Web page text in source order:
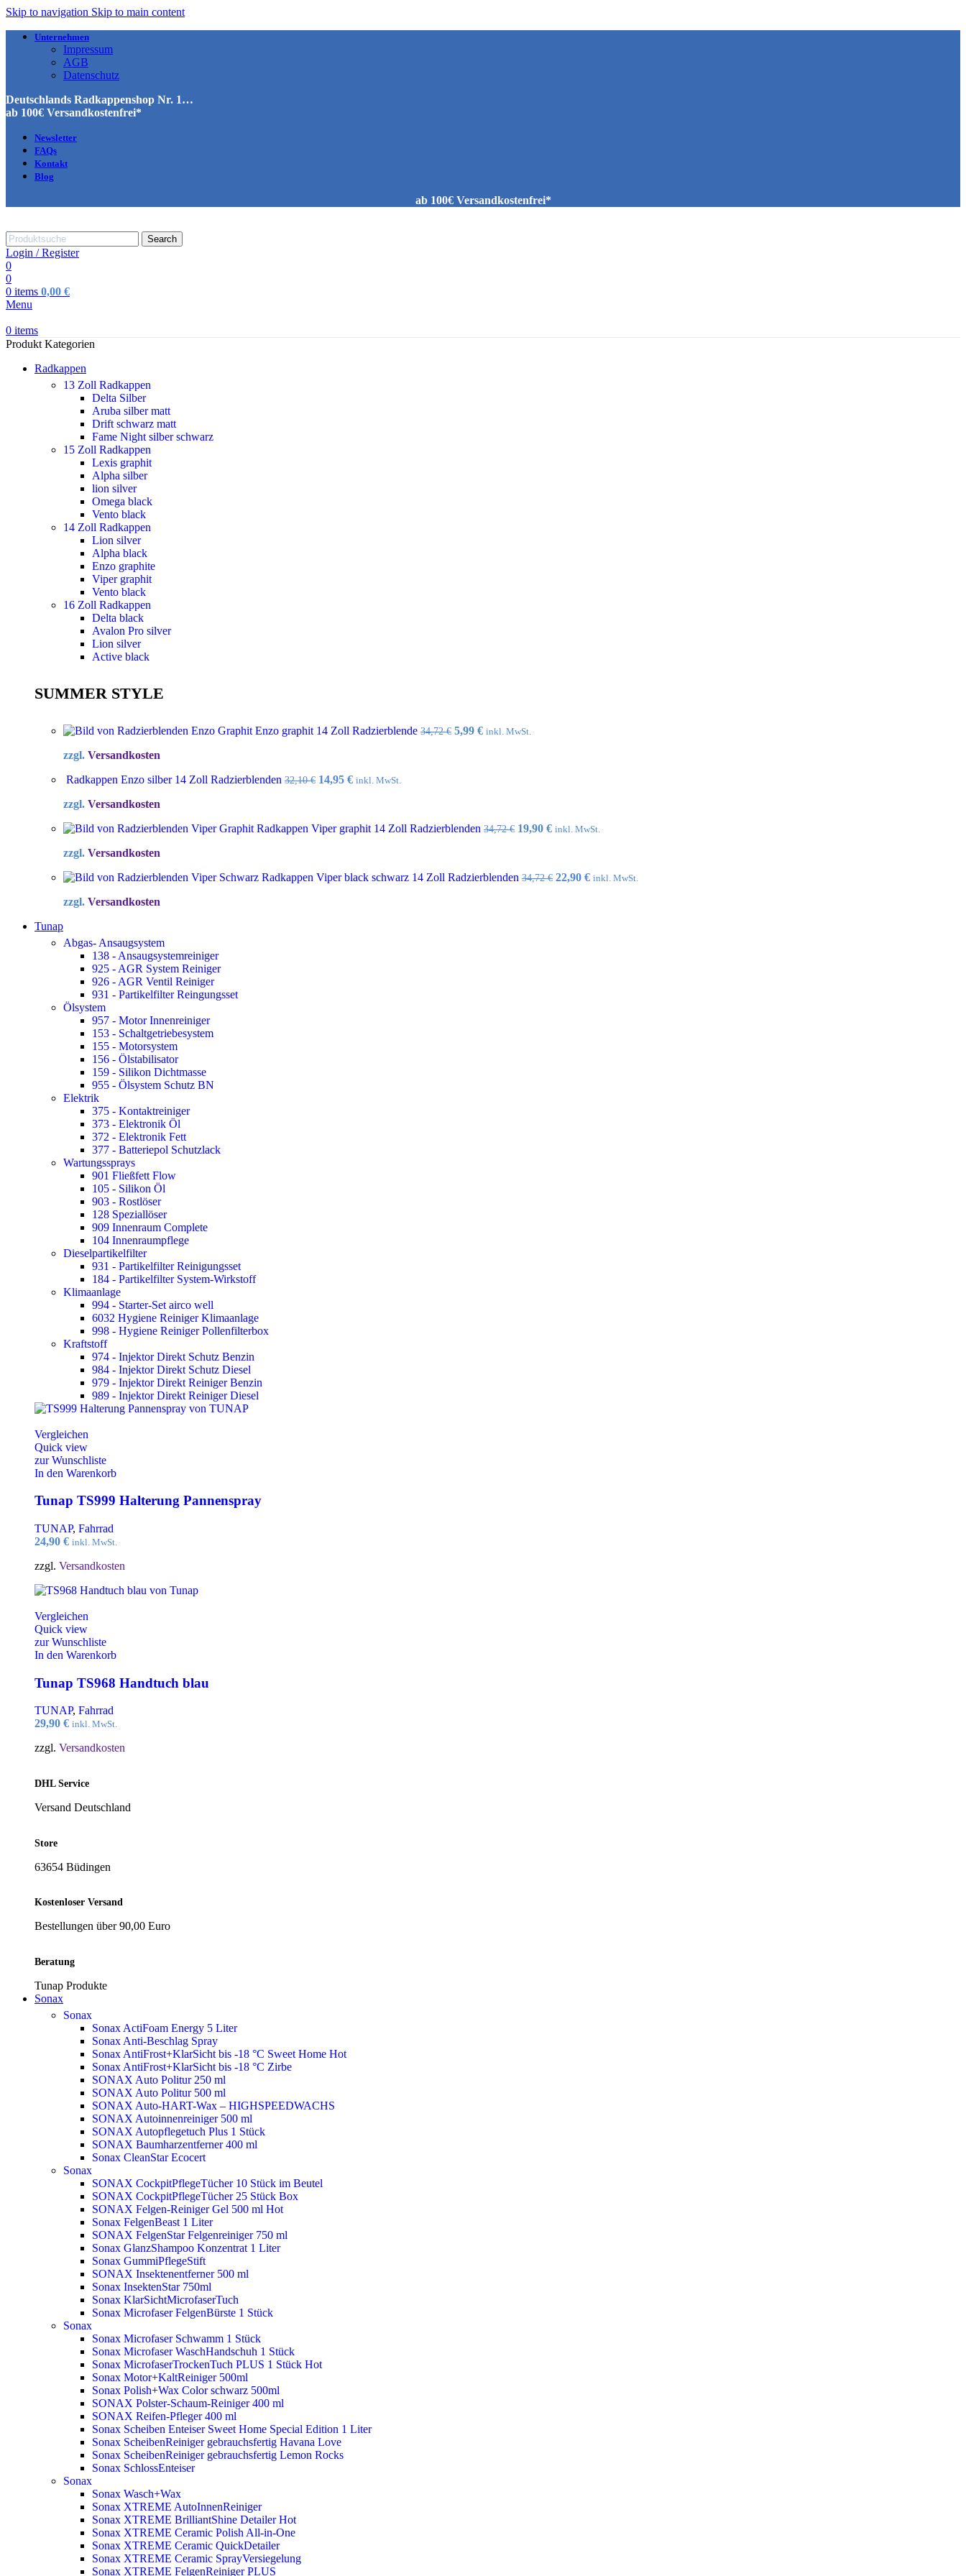
Skip to navigation Skip to main content
Unternehmen
Impressum
AGB
Datenschutz
Deutschlands Radkappenshop Nr. 1…
ab 100€ Versandkostenfrei*
Newsletter
FAQs
Kontakt
Blog
ab 100€ Versandkostenfrei*
Search
Login / Register
0
0
0 items 0,00 €
Menu
0 items
Produkt Kategorien
Radkappen
13 Zoll Radkappen
Delta Silber
Aruba silber matt
Drift schwarz matt
Fame Night silber schwarz
15 Zoll Radkappen
Lexis graphit
Alpha silber
lion silver
Omega black
Vento black
14 Zoll Radkappen
Lion silver
Alpha black
Enzo graphite
Viper graphit
Vento black
16 Zoll Radkappen
Delta black
Avalon Pro silver
Lion silver
Active black
SUMMER STYLE
Enzo graphit 14 Zoll Radzierblende 34,72€ Ursprünglicher
5,99 €Aktueller
inkl. MwSt.
zzgl. Versandkosten
Radkappen Enzo silber 14 Zoll Radzierblenden 32,10€ Ursprünglicher
14,95 €Aktueller
inkl. MwSt.
zzgl. Versandkosten
Radkappen Viper graphit 14 Zoll Radzierblenden 34,72€ Ursprünglicher
19,90 €Aktueller
inkl. MwSt.
zzgl. Versandkosten
Radkappen Viper black schwarz 14 Zoll Radzierblenden 34,72€ Ursprünglicher
22,90 €Aktueller
inkl. MwSt.
zzgl. Versandkosten
Tunap
Abgas- Ansaugsystem
138 - Ansaugsystemreiniger
925 - AGR System Reiniger
926 - AGR Ventil Reiniger
931 - Partikelfilter Reingungsset
Ölsystem
957 - Motor Innenreiniger
153 - Schaltgetriebesystem
155 - Motorsystem
156 - Ölstabilisator
159 - Silikon Dichtmasse
955 - Ölsystem Schutz BN
Elektrik
375 - Kontaktreiniger
373 - Elektronik Öl
372 - Elektronik Fett
377 - Batteriepol Schutzlack
Wartungssprays
901 Fließfett Flow
105 - Silikon Öl
903 - Rostlöser
128 Speziallöser
909 Innenraum Complete
104 Innenraumpflege
Dieselpartikelfilter
931 - Partikelfilter Reinigungsset
184 - Partikelfilter System-Wirkstoff
Klimaanlage
994 - Starter-Set airco well
6032 Hygiene Reiniger Klimaanlage
998 - Hygiene Reiniger Pollenfilterbox
Kraftstoff
974 - Injektor Direkt Schutz Benzin
984 - Injektor Direkt Schutz Diesel
979 - Injektor Direkt Reiniger Benzin
989 - Injektor Direkt Reiniger Diesel
Vergleichen
Quick view
zur Wunschliste
In den Warenkorb
Tunap TS999 Halterung Pannenspray
TUNAP, Fahrrad
24,90 € inkl. MwSt.
zzgl. Versandkosten
Vergleichen
Quick view
zur Wunschliste
In den Warenkorb
Tunap TS968 Handtuch blau
TUNAP, Fahrrad
29,90 € inkl. MwSt.
zzgl. Versandkosten
DHL Service
Versand Deutschland
Store
63654 Büdingen
Kostenloser Versand
Bestellungen über 90,00 Euro
Beratung
Tunap Produkte
Sonax
Sonax
Sonax ActiFoam Energy 5 Liter
Sonax Anti-Beschlag Spray
Sonax AntiFrost+KlarSicht bis -18 °C Sweet Home Hot
Sonax AntiFrost+KlarSicht bis -18 °C Zirbe
SONAX Auto Politur 250 ml
SONAX Auto Politur 500 ml
SONAX Auto-HART-Wax – HIGHSPEEDWACHS
SONAX Autoinnenreiniger 500 ml
SONAX Autopflegetuch Plus 1 Stück
SONAX Baumharzentferner 400 ml
Sonax CleanStar Ecocert
Sonax
SONAX CockpitPflegeTücher 10 Stück im Beutel
SONAX CockpitPflegeTücher 25 Stück Box
SONAX Felgen-Reiniger Gel 500 ml Hot
Sonax FelgenBeast 1 Liter
SONAX FelgenStar Felgenreiniger 750 ml
Sonax GlanzShampoo Konzentrat 1 Liter
Sonax GummiPflegeStift
SONAX Insektenentferner 500 ml
Sonax InsektenStar 750ml
Sonax KlarSichtMicrofaserTuch
Sonax Microfaser FelgenBürste 1 Stück
Sonax
Sonax Microfaser Schwamm 1 Stück
Sonax Microfaser WaschHandschuh 1 Stück
Sonax MicrofaserTrockenTuch PLUS 1 Stück Hot
Sonax Motor+KaltReiniger 500ml
Sonax Polish+Wax Color schwarz 500ml
SONAX Polster-Schaum-Reiniger 400 ml
SONAX Reifen-Pfleger 400 ml
Sonax Scheiben Enteiser Sweet Home Special Edition 1 Liter
Sonax ScheibenReiniger gebrauchsfertig Havana Love
Sonax ScheibenReiniger gebrauchsfertig Lemon Rocks
Sonax SchlossEnteiser
Sonax
Sonax Wasch+Wax
Sonax XTREME AutoInnenReiniger
Sonax XTREME BrilliantShine DetailerHot
Sonax XTREME Ceramic Polish All-in-One
Sonax XTREME Ceramic QuickDetailer
Sonax XTREME Ceramic SprayVersiegelung
Sonax XTREME FelgenReiniger PLUS